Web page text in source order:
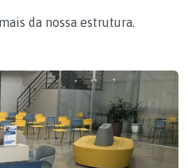
da nossa estrutura.